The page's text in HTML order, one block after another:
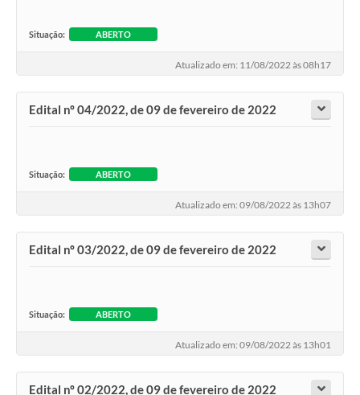
Situação: ABERTO
Atualizado em: 11/08/2022 às 08h17
Edital nº 04/2022, de 09 de fevereiro de 2022
Situação: ABERTO
Atualizado em: 09/08/2022 às 13h07
Edital nº 03/2022, de 09 de fevereiro de 2022
Situação: ABERTO
Atualizado em: 09/08/2022 às 13h01
Edital nº 02/2022, de 09 de fevereiro de 2022